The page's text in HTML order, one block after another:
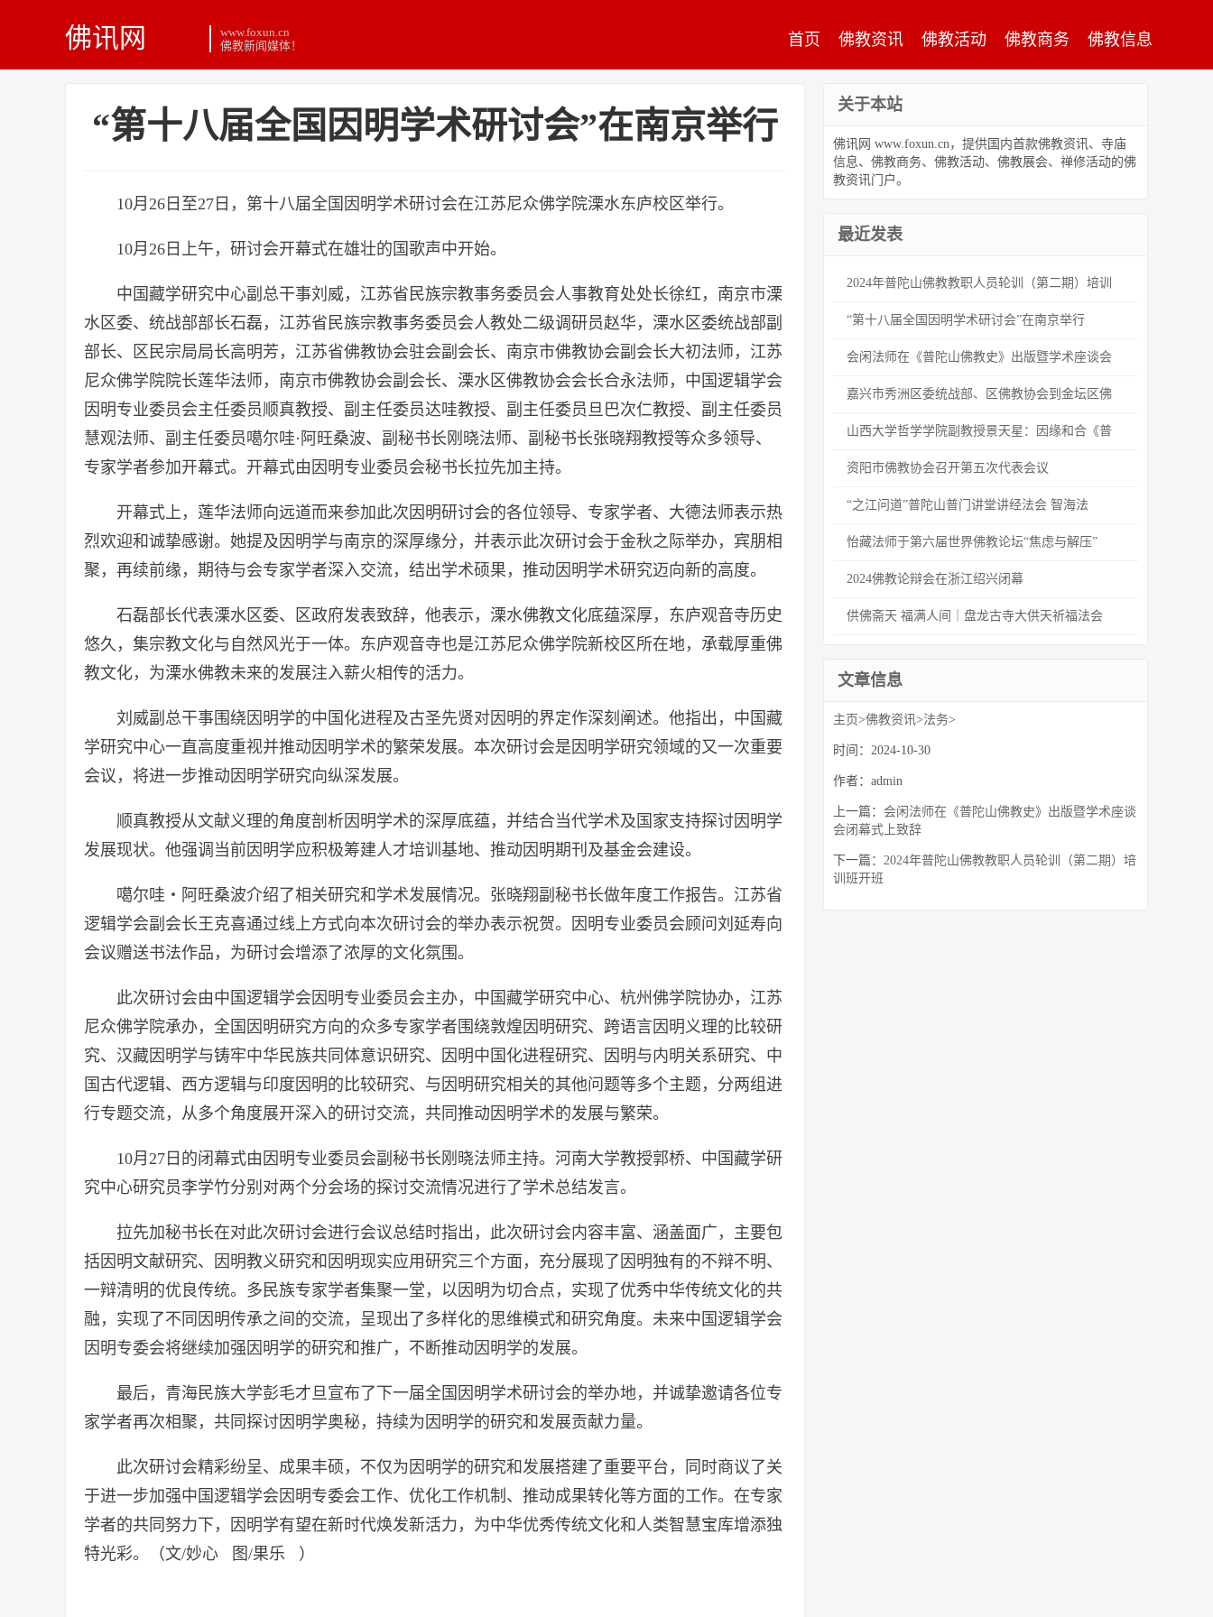
佛讯网
www.foxun.cn
佛教新闻媒体！
首页 佛教资讯 佛教活动 佛教商务 佛教信息
“第十八届全国因明学术研讨会”在南京举行
10月26日至27日，第十八届全国因明学术研讨会在江苏尼众佛学院溧水东庐校区举行。
10月26日上午，研讨会开幕式在雄壮的国歌声中开始。
中国藏学研究中心副总干事刘威，江苏省民族宗教事务委员会人事教育处处长徐红，南京市溧
水区委、统战部部长石磊，江苏省民族宗教事务委员会人教处二级调研员赵华，溧水区委统战部副
部长、区民宗局局长高明芳，江苏省佛教协会驻会副会长、南京市佛教协会副会长大初法师，江苏
尼众佛学院院长莲华法师，南京市佛教协会副会长、溧水区佛教协会会长合永法师，中国逻辑学会
因明专业委员会主任委员顺真教授、副主任委员达哇教授、副主任委员旦巴次仁教授、副主任委员
慧观法师、副主任委员噶尔哇·阿旺桑波、副秘书长刚晓法师、副秘书长张晓翔教授等众多领导、
专家学者参加开幕式。开幕式由因明专业委员会秘书长拉先加主持。
开幕式上，莲华法师向远道而来参加此次因明研讨会的各位领导、专家学者、大德法师表示热
烈欢迎和诚挚感谢。她提及因明学与南京的深厚缘分，并表示此次研讨会于金秋之际举办，宾朋相
聚，再续前缘，期待与会专家学者深入交流，结出学术硕果，推动因明学术研究迈向新的高度。
石磊部长代表溧水区委、区政府发表致辞，他表示，溧水佛教文化底蕴深厚，东庐观音寺历史
悠久，集宗教文化与自然风光于一体。东庐观音寺也是江苏尼众佛学院新校区所在地，承载厚重佛
教文化，为溧水佛教未来的发展注入薪火相传的活力。
刘威副总干事围绕因明学的中国化进程及古圣先贤对因明的界定作深刻阐述。他指出，中国藏
学研究中心一直高度重视并推动因明学术的繁荣发展。本次研讨会是因明学研究领域的又一次重要
会议，将进一步推动因明学研究向纵深发展。
顺真教授从文献义理的角度剖析因明学术的深厚底蕴，并结合当代学术及国家支持探讨因明学
发展现状。他强调当前因明学应积极筹建人才培训基地、推动因明期刊及基金会建设。
噶尔哇・阿旺桑波介绍了相关研究和学术发展情况。张晓翔副秘书长做年度工作报告。江苏省
逻辑学会副会长王克喜通过线上方式向本次研讨会的举办表示祝贺。因明专业委员会顾问刘延寿向
会议赠送书法作品，为研讨会增添了浓厚的文化氛围。
此次研讨会由中国逻辑学会因明专业委员会主办，中国藏学研究中心、杭州佛学院协办，江苏
尼众佛学院承办，全国因明研究方向的众多专家学者围绕敦煌因明研究、跨语言因明义理的比较研
究、汉藏因明学与铸牢中华民族共同体意识研究、因明中国化进程研究、因明与内明关系研究、中
国古代逻辑、西方逻辑与印度因明的比较研究、与因明研究相关的其他问题等多个主题，分两组进
行专题交流，从多个角度展开深入的研讨交流，共同推动因明学术的发展与繁荣。
10月27日的闭幕式由因明专业委员会副秘书长刚晓法师主持。河南大学教授郭桥、中国藏学研
究中心研究员李学竹分别对两个分会场的探讨交流情况进行了学术总结发言。
拉先加秘书长在对此次研讨会进行会议总结时指出，此次研讨会内容丰富、涵盖面广，主要包
括因明文献研究、因明教义研究和因明现实应用研究三个方面，充分展现了因明独有的不辩不明、
一辩清明的优良传统。多民族专家学者集聚一堂，以因明为切合点，实现了优秀中华传统文化的共
融，实现了不同因明传承之间的交流，呈现出了多样化的思维模式和研究角度。未来中国逻辑学会
因明专委会将继续加强因明学的研究和推广，不断推动因明学的发展。
最后，青海民族大学彭毛才旦宣布了下一届全国因明学术研讨会的举办地，并诚挚邀请各位专
家学者再次相聚，共同探讨因明学奥秘，持续为因明学的研究和发展贡献力量。
此次研讨会精彩纷呈、成果丰硕，不仅为因明学的研究和发展搭建了重要平台，同时商议了关
于进一步加强中国逻辑学会因明专委会工作、优化工作机制、推动成果转化等方面的工作。在专家
学者的共同努力下，因明学有望在新时代焕发新活力，为中华优秀传统文化和人类智慧宝库增添独
特光彩。（文/妙心 图/果乐 ）
关于本站
佛讯网 www.foxun.cn，提供国内首款佛教资讯、寺庙
信息、佛教商务、佛教活动、佛教展会、禅修活动的佛
教资讯门户。
最近发表
2024年普陀山佛教教职人员轮训（第二期）培训
“第十八届全国因明学术研讨会”在南京举行
会闲法师在《普陀山佛教史》出版暨学术座谈会
嘉兴市秀洲区委统战部、区佛教协会到金坛区佛
山西大学哲学学院副教授景天星：因缘和合《普
资阳市佛教协会召开第五次代表会议
“之江问道”普陀山普门讲堂讲经法会 智海法
怡藏法师于第六届世界佛教论坛“焦虑与解压”
2024佛教论辩会在浙江绍兴闭幕
供佛斋天 福满人间｜盘龙古寺大供天祈福法会
文章信息
主页>佛教资讯>法务>
时间：2024-10-30
作者：admin
上一篇： 会闲法师在《普陀山佛教史》出版暨学术座谈
会闭幕式上致辞
下一篇： 2024年普陀山佛教教职人员轮训（第二期）培
训班开班